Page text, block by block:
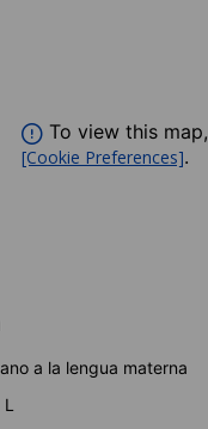
To view this map,
[Cookie Preferences].
a la lengua materna
L